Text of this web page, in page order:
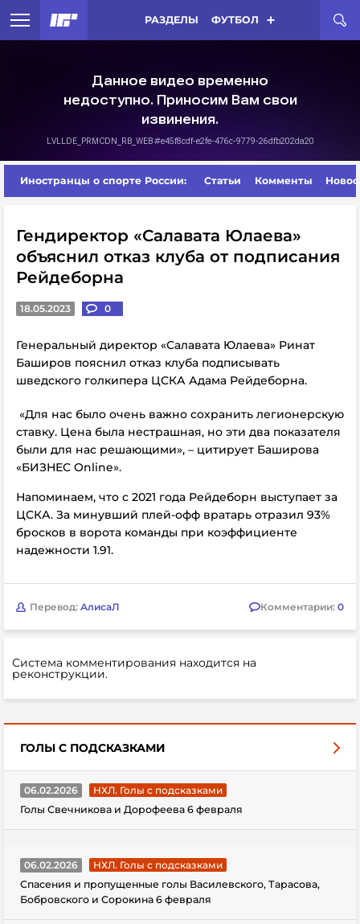
РАЗДЕЛЫ ФУТБОЛ
Иностранцы о спорте России: Статьи Комменты
Гендиректор «Салавата Юлаева»
объяснил отказ клуба от подписания
Рейдеборна
18.05.2023 0
Генеральный директор «Салавата Юлаева» Ринат
Баширов пояснил отказ клуба подписывать
шведского голкипера ЦСКА Адама Рейдеборна.
«Для нас было очень важно сохранить легионерскую
ставку. Цена была нестрашная, но эти два показателя
были для нас решающими», – цитирует Баширова
«БИЗНЕС Online».
Напоминаем, что с 2021 года Рейдеборн выступает за
ЦСКА. За минувший плей-офф вратарь отразил 93%
бросков в ворота команды при коэффициенте
надежности 1.91.
Перевод: АлисаЛ Комментарии: 0
Система комментирования находится на
реконструкции.
ГОЛЫ С ПОДСКАЗКАМИ
06.02.2026
НХЛ. Голы с подсказками
Голы Свечникова и Дорофеева 6 февраля
06.02.2026
НХЛ. Голы с подсказками
Спасения и пропущенные голы Василевского, Тарасова,
Бобровского и Сорокина 6 февраля